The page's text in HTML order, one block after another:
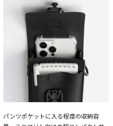
パンツポケットに入る程度の収納容